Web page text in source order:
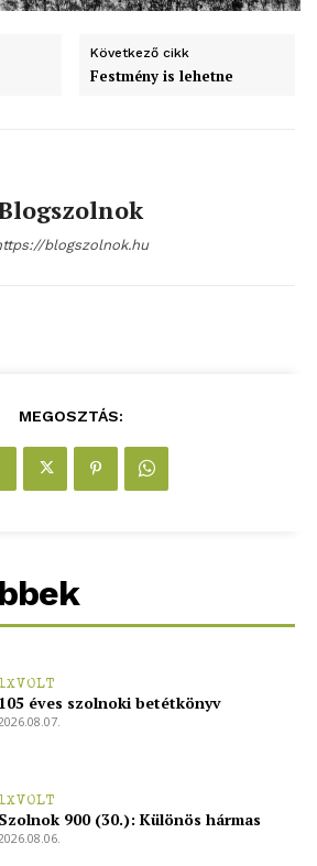
Következő cikk
Festmény is lehetne
blogszolnok.hu
MEGOSZTÁS:
105 éves szolnoki betétkönyv
Szolnok 900 (30.): Különös hármas